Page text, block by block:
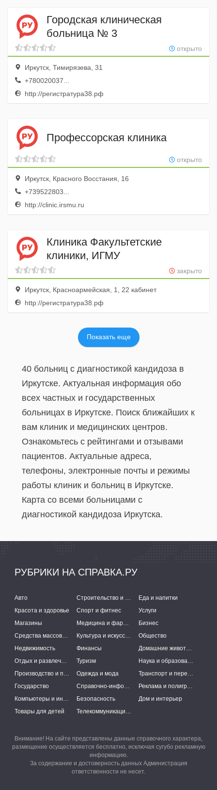
Городская клиническая
больница № 3
открыто
Иркутск, Тимирязева, 31
+780020037...
http://регистратура38.рф
Профессорская клиника
открыто
Иркутск, Красного Восстания, 16
+739522803...
http://clinic.irsmu.ru
Клиника Факультетские
клиники, ИГМУ
закрыто
Иркутск, Красноармейская, 1, 22 кабинет
http://регистратура38.рф
Показать еще
40 больниц с диагностикой кандидоза в
Иркутске. Актуальная информация обо
всех частных и государственных
больницах в Иркутске. Поиск ближайших к
вам клиник и медицинских центров.
Ознакомьтесь с рейтингами и отзывами
пациентов. Актуальные адреса,
телефоны, электронные почты и режимы
работы клиник и больниц в Иркутске.
Карта со всеми больницами с
диагностикой кандидоза Иркутска.
РУБРИКИ НА СПРАВКА.РУ
Авто Строительство и ремонт
Еда и напитки
Красота и здоровье
Спорт и фитнес
Услуги
Магазины
Медицина и фармацевтика
Бизнес
Средства массовой информации
Культура и искусство
Общество
Недвижимость
Финансы
Домашние животные
Отдых и развлечения
Туризм
Наука и образование
Производство и поставки
Одежда и мода
Транспорт и перевозки
Государство
Справочно-информационные системы
Реклама и полиграфия
Компьютеры и интернет
Безопасность
Дом и интерьер
Товары для детей
Телекоммуникации и связь
Внимание! На сайте представлены данные справочного характера,
размещение осуществляется бесплатно, исключая сугубо рекламную
информацию.
За содержание и достоверность данных Администрация
ответственности не несет.